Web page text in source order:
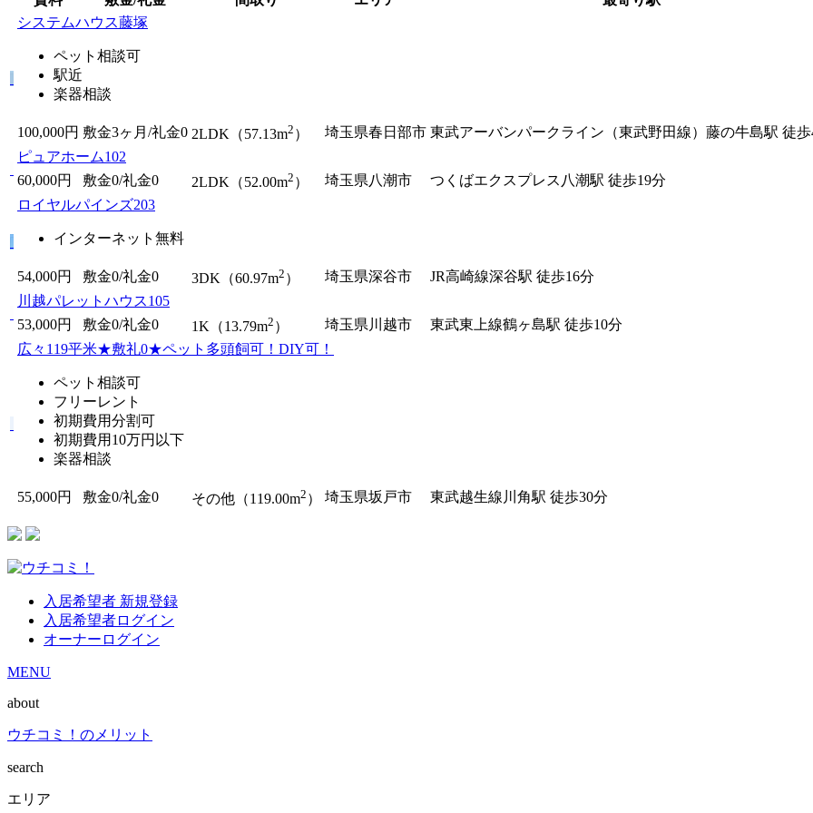
システムハウス藤塚
ペット相談可
駅近
楽器相談
100,000円 敷金3ヶ月/礼金0 2LDK（57.13m2 ） 埼玉県春日部市 東武アーバンパークライン（東武野田線）藤の牛島駅 徒歩
ピュアホーム102
60,000円 敷金0/礼金0 2LDK（52.00m2 ） 埼玉県八潮市
つくばエクスプレス八潮駅 徒歩19分
ロイヤルパインズ203
インターネット無料
54,000円 敷金0/礼金0 3DK（60.97m2 ） 埼玉県深谷市
JR高崎線深谷駅 徒歩16分
川越パレットハウス105
53,000円 敷金0/礼金0 1K（13.79m2 ） 埼玉県川越市
東武東上線鶴ヶ島駅 徒歩10分
広々119平米★敷礼0★ペット多頭飼可！DIY可！
ペット相談可
フリーレント
初期費用分割可
初期費用10万円以下
楽器相談
55,000円 敷金0/礼金0 その他（119.00m2 ） 埼玉県坂戸市 東武越生線川角駅 徒歩30分
入居希望者 新規登録
入居希望者ログイン
オーナーログイン
MENU
about
ウチコミ！のメリット
search
エリア